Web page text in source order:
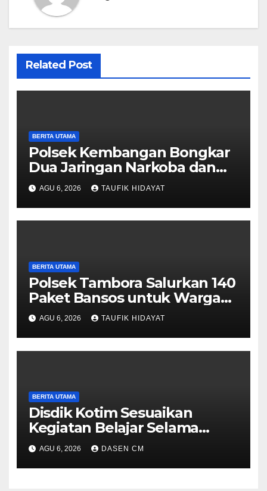
Related Post
BERITA UTAMA
Polsek Kembangan Bongkar
Dua Jaringan Narkoba dan
Obat Keras, Sita Puluhan Ribu
Pil, 1,1 Kg Sabu hingga Vape
Etomidate
AGU 6, 2026 TAUFIK HIDAYAT
BERITA UTAMA
Polsek Tambora Salurkan 140
Paket Bansos untuk Warga
Slum Area, Wujud
Kepedulian Sambut HUT ke-
81 RI
AGU 6, 2026 TAUFIK HIDAYAT
BERITA UTAMA
Disdik Kotim Sesuaikan
Kegiatan Belajar Selama
Musim Kemarau
AGU 6, 2026 DASEN CM